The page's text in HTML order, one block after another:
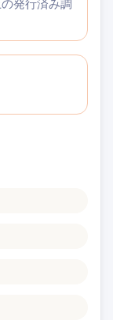
発行済み調